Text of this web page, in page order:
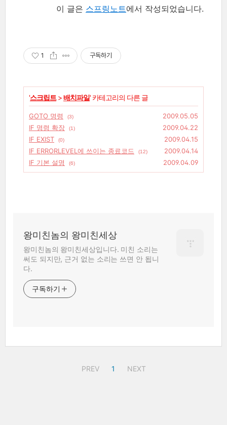
이 글은 스프링노트에서 작성되었습니다.
1 구독하기
'스크립트>배치파일' 카테고리의 다른 글
GOTO 명령 (3)
2009.05.05
IF 명령 확장
(1)
2009.04.22
IF EXIST
(0)
2009.04.15
IF ERRORLEVEL에 쓰이는 종료코드
(12)
2009.04.14
IF 기본 설명
(6) 2009.04.09
왕미친놈의 왕미친세상
왕미친놈의 왕미친세상입니다. 미친 소리는
써도 되지만, 근거 없는 소리는 쓰면 안 됩니
다.
구독하기
PREV 1 NEXT